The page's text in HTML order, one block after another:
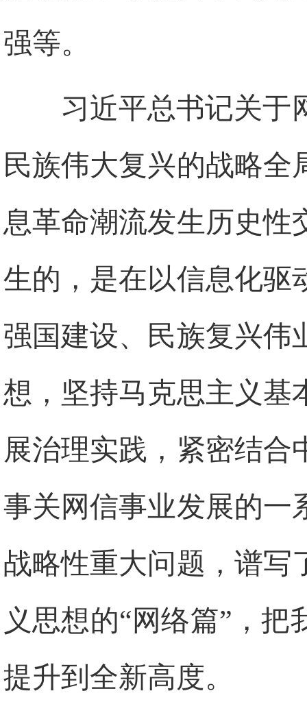
强等。
习近平总书记关于
民族伟大复兴的战略全
息革命潮流发生历史性
生的，是在以信息化驱
强国建设、民族复兴伟
想，坚持马克思主义基
展治理实践，紧密结合
事关网信事业发展的一
战略性重大问题，谱写
义思想的“网络篇”，
提升到全新高度。